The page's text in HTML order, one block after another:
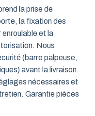
la prise de
la fixation des
et la
Nous
(barre palpeuse,
avant la livraison.
nécessaires et
Garantie pièces